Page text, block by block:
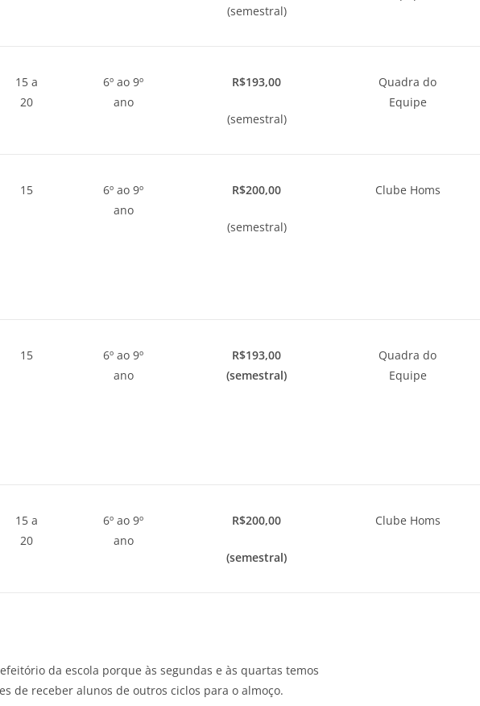
(semestral)
15 a
20
6º ao 9º
ano
R$193,00
(semestral)
Quadra do
Equipe
15
6º ao 9º
ano
R$200,00
(semestral)
Clube Homs
15
6º ao 9º
ano
R$193,00
(semestral)
Quadra do
Equipe
15 a
20
6º ao 9º
ano
R$200,00
(semestral)
Clube Homs
da escola porque às segundas e às quartas temos
de receber alunos de outros ciclos para o almoço.